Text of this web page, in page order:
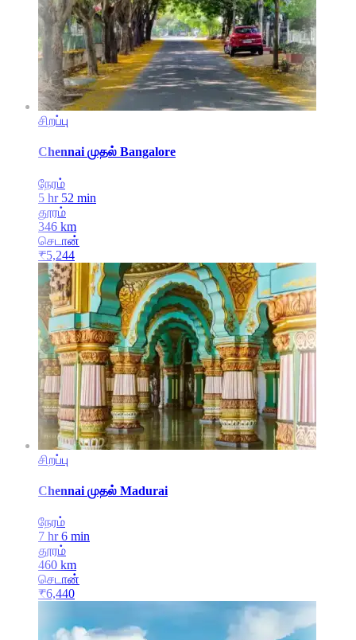
சிறப்பு
Chennai முதல் Bangalore
நேரம்
5 hr 52 min
தூரம்
346 km
செடான்
₹5,244
சிறப்பு
Chennai முதல் Madurai
நேரம்
7 hr 6 min
தூரம்
460 km
செடான்
₹6,440